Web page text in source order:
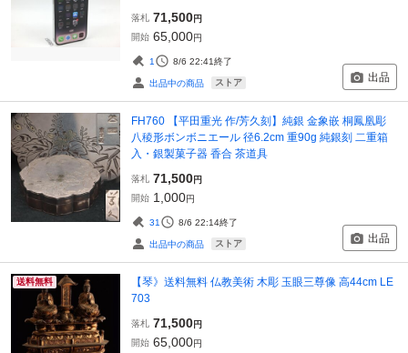
落札 71,500円
開始 65,000円
1 8/6 22:41終了
出品中の商品 ストア 出品
FH760 【平田重光 作/芳久刻】純銀 金象嵌 桐鳳凰彫
八稜形ボンボニエール 径6.2cm 重90g 純銀刻 二重箱
入・銀製菓子器 香合 茶道具
落札 71,500円
開始 1,000円
31 8/6 22:14終了
出品中の商品 ストア 出品
送料無料
【琴》送料無料 仏教美術 木彫 玉眼三尊像 高44cm LE
703
落札 71,500円
開始 65,000円